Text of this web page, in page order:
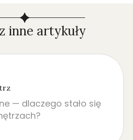
inne artykuły
— dlaczego stało się